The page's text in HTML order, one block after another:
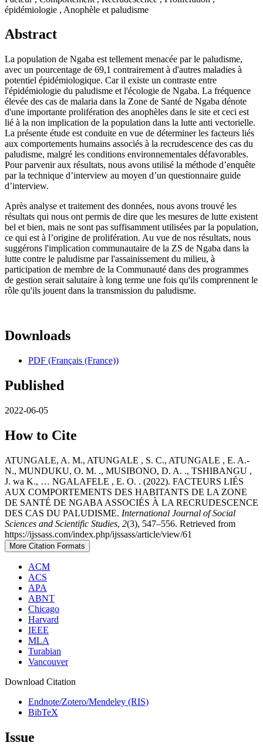
épidémiologie , Anophèle et paludisme
Abstract
La population de Ngaba est tellement menacée par le paludisme,
avec un pourcentage de 69,1 contrairement à d'autres maladies à
potentiel épidémiologique. Car il existe un contraste entre
l'épidémiologie du paludisme et l'écologie de Ngaba. La fréquence
élevée des cas de malaria dans la Zone de Santé de Ngaba dénote
d'une importante prolifération des anophèles dans le site et ceci est
lié à la non implication de la population dans la lutte anti vectorielle.
La présente étude est conduite en vue de déterminer les facteurs liés
aux comportements humains associés à la recrudescence des cas du
paludisme, malgré les conditions environnementales défavorables.
Pour parvenir aux résultats, nous avons utilisé la méthode d’enquête
par la technique d’interview au moyen d’un questionnaire guide
d’interview.
Après analyse et traitement des données, nous avons trouvé les
résultats qui nous ont permis de dire que les mesures de lutte existent
bel et bien, mais ne sont pas suffisamment utilisées par la population,
ce qui est à l’origine de prolifération. Au vue de nos résultats, nous
suggérons l'implication communautaire de la ZS de Ngaba dans la
lutte contre le paludisme par l'assainissement du milieu, à
participation de membre de la Communauté dans des programmes
de gestion serait salutaire à long terme une fois qu'ils comprennent le
rôle qu'ils jouent dans la transmission du paludisme.
Downloads
PDF (Français (France))
Published
2022-06-05
How to Cite
ATUNGALE, A. M., ATUNGALE , S. C., ATUNGALE , E. A.-
N., MUNDUKU, O. M. ., MUSIBONO, D. A. ., TSHIBANGU ,
J. wa K., … NGALAFELE , E. O. . (2022). FACTEURS LIÉS
AUX COMPORTEMENTS DES HABITANTS DE LA ZONE
DE SANTÉ DE NGABA ASSOCIÉS À LA RECRUDESCENCE
DES CAS DU PALUDISME. International Journal of Social
Sciences and Scientific Studies, 2(3), 547–556. Retrieved from
https://ijssass.com/index.php/ijssass/article/view/61
More Citation Formats
ACM
ACS
APA
ABNT
Chicago
Harvard
IEEE
MLA
Turabian
Vancouver
Download Citation
Endnote/Zotero/Mendeley (RIS)
BibTeX
Issue